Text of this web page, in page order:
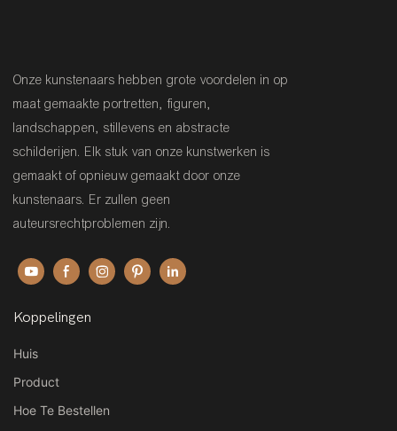
Onze kunstenaars hebben grote voordelen in op
maat gemaakte portretten, figuren,
landschappen, stillevens en abstracte
schilderijen. Elk stuk van onze kunstwerken is
gemaakt of opnieuw gemaakt door onze
kunstenaars. Er zullen geen
auteursrechtproblemen zijn.
Koppelingen
Huis
Product
Hoe Te Bestellen